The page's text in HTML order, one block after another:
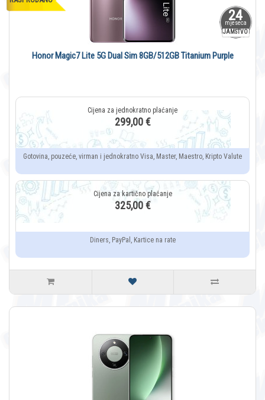
24
mjeseca
JAMSTVO
Honor Magic7 Lite 5G Dual Sim 8GB/512GB Titanium Purple
299,00 €
Gotovina, pouzeće, virman i jednokratno Visa, Master, Maestro, Kripto Valute
325,00 €
Diners, PayPal, Kartice na rate